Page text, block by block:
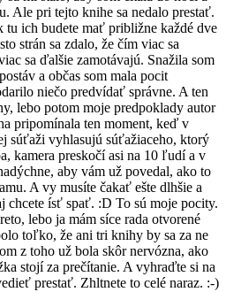
Ale pri tejto knihe sa nedalo prestať.
tu ich budete mať približne každé dve
strán sa zdalo, že čím viac sa
sa ďalšie zamotávajú. Snažila som
a občas som mala pocit
niečo predvídať správne. A ten
lebo potom moje predpoklady autor
pripomínala ten moment, keď v
súťaži vyhlasujú súťažiaceho, ktorý
kamera preskočí asi na 10 ľudí a v
aby vám už povedal, ako to
A vy musíte čakať ešte dlhšie a
chcete ísť spať. :D To sú moje pocity.
lebo ja mám síce rada otvorené
toľko, že ani tri knihy by sa za ne
z toho už bola skôr nervózna, ako
stojí za prečítanie. A vyhraďte si na
prestať. Zhltnete to celé naraz. :-)